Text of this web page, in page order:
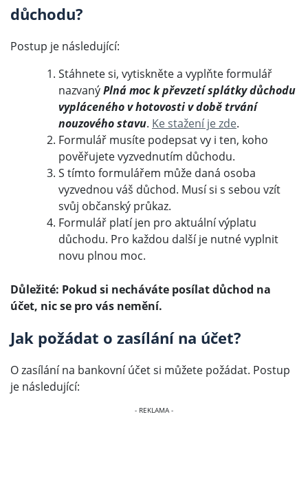
důchodu?
Postup je následující:
Stáhnete si, vytiskněte a vyplňte formulář
nazvanýPlná moc k převzetí splátky důchodu
vypláceného v hotovosti v době trvání
nouzového stavu. Ke stažení je zde.
Formulář musíte podepsat vy i ten, koho
pověřujete vyzvednutím důchodu.
S tímto formulářem může daná osoba
vyzvednou váš důchod. Musí si s sebou vzít
svůj občanský průkaz.
Formulář platí jen pro aktuální výplatu
důchodu. Pro každou další je nutné vyplnit
novu plnou moc.
Důležité: Pokud si necháváte posílat důchod na
účet, nic se pro vás nemění.
Jak požádat o zasílání na účet?
O zasílání na bankovní účet si můžete požádat. Postup
je následující: